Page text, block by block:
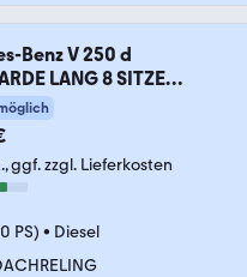
Benz V 250 d
LANG 8 SITZE
ggf. zzgl. Lieferkosten
PS) • Diesel